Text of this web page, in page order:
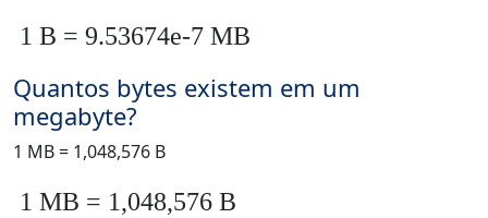
1 B = 9.53674e-7 MB
Quantos bytes existem em um
megabyte?
1 MB = 1,048,576 B
1 MB = 1,048,576 B